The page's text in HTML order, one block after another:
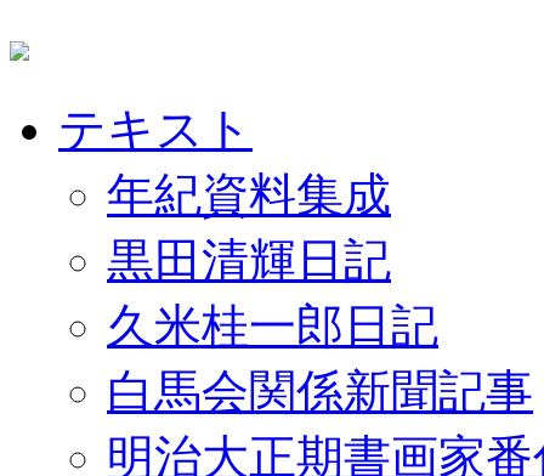
テキスト
年紀資料集成
黒田清輝日記
久米桂一郎日記
白馬会関係新聞記事
明治大正期書画家